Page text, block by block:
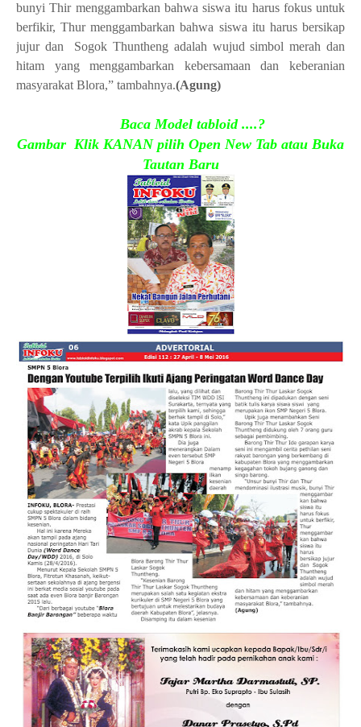
bunyi Thir menggambarkan bahwa siswa itu harus fokus untuk
berfikir, Thur menggambarkan bahwa siswa itu harus bersikap
jujur dan
Sogok Thuntheng adalah wujud simbol merah dan
hitam yang menggambarkan kebersamaan dan keberanian
masyarakat Blora,” tambahnya.(Agung)
Baca Model tabloid ....?
Gambar Klik KANAN pilih Open New Tab atau Buka
Tautan Baru